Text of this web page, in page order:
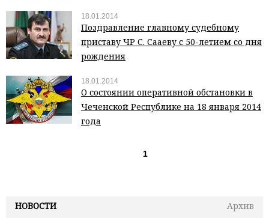
НОВОСТИ
Архив
18.01.2014
Поздравление главному судебному
приставу ЧР С. Сааеву с 50-летием со дня
рождения
18.01.2014
О состоянии оперативной обстановки в
Чеченской Республике на 18 января 2014
года
1